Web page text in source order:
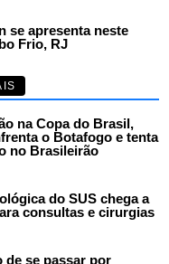
se apresenta neste
Frio, RJ
na Copa do Brasil,
o Botafogo e tenta
no Brasileirão
do SUS chega a
consultas e cirurgias
de se passar por